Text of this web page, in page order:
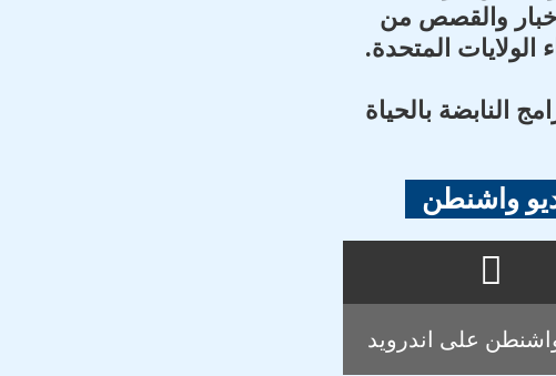
والقصص من
الولايات المتحدة.
النابضة بالحياة
واشنطن
على اندرويد